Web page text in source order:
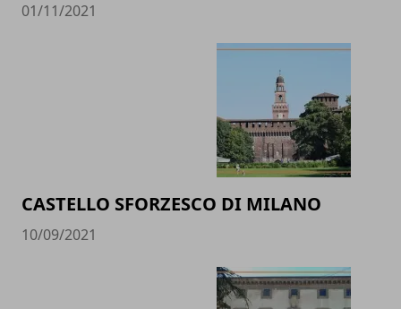
01/11/2021
CASTELLO SFORZESCO DI MILANO
10/09/2021